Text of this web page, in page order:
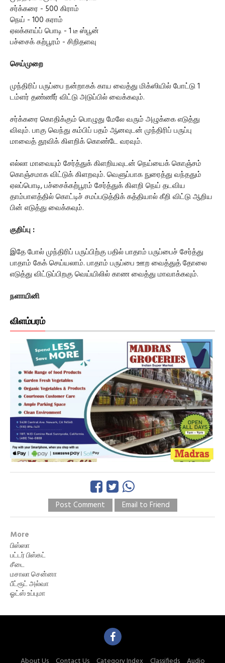
சர்க்கரை - 500 கிராம்
நெய் - 100 கராம்
ஏலக்காய்ப் பொடி - 1 டீ ஸ்பூன்
பச்சைக் கற்பூரம் - சிறிதளவு
செய்முறை
முந்திரிப் பருப்பை நன்றாகக் காய வைத்து மிக்ஸியில் போட்டு 1
டம்ளர் தண்ணீர் விட்டு அடுப்பில் வைக்கவும்.
சர்க்கரை கொதிக்கும் பொழுது மேலே வரும் அழுக்கை எடுத்து
விவும். பாகு வெந்து கம்பிப் பதம் ஆனவுடன் முந்திரிப் பருப்பு
மாவைத் தூவிக் கிளறிக் கொண்டே வரவும்.
எல்லா மாவையும் சேர்த்துக் கிளறியவுடன் நெய்யைக் கொஞ்சம்
கொஞ்சமாக விட்டுக் கிளறவும். வெளுப்பாக நுரைத்து வந்ததும்
ஏலப்பொடி, பச்சைக்கற்பூரம் சேர்த்துக் கிளறி நெய் தடவிய
தாம்பாளத்தில் கொட்டிச் சமப்படுத்திக் கத்தியால் கீறி விட்டு ஆறிய
பின் எடுத்து வைக்கவும்.
குறிப்பு :
இதே போல் முந்திரிப் பருப்பிற்கு பதில் பாதாம் பருப்பைச் சேர்த்து
பாதாம் கேக் செய்யலாம். பாதாம் பருப்பை ஊற வைத்துத் தோலை
எடுத்து விட்டுப்பிறகு வெய்யிலில் காண வைத்து மாவாக்கவும்.
நளாயினி
விளம்பரம்
Post Comment Email to Friend
More
பிஸ்ஸா
பட்டர் பிஸ்கட்
சீடை
மசாலா சென்னா
பீட்ரூட் அல்வா
ஓட்ஸ் உப்புமா